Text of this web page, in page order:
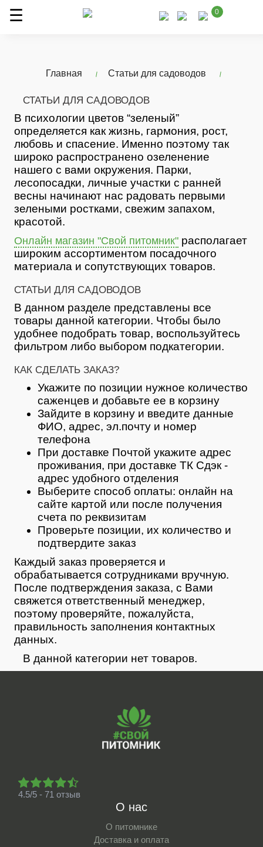
0
Главная Статьи для садоводов
СТАТЬИ ДЛЯ САДОВОДОВ
В психологии цветов “зеленый”
определяется как жизнь, гармония, рост,
любовь и спасение. Именно поэтому так
широко распространено озеленение
нашего с вами окружения. Парки,
лесопосадки, личные участки с ранней
весны начинают нас радовать первыми
зелеными ростками, свежим запахом,
красотой.
Онлайн магазин "Свой питомник" располагает
широким ассортиментом посадочного
материала и сопутствующих товаров.
СТАТЬИ ДЛЯ САДОВОДОВ
В данном разделе представлены все
товары данной категории. Чтобы было
удобнее подобрать товар, воспользуйтесь
фильтром либо выбором подкатегории.
КАК СДЕЛАТЬ ЗАКАЗ?
Укажите по позиции нужное количество
саженцев и добавьте ее в корзину
Зайдите в корзину и введите данные
ФИО, адрес, эл.почту и номер
телефона
При доставке Почтой укажите адрес
проживания, при доставке ТК Сдэк -
адрес удобного отделения
Выберите способ оплаты: онлайн на
сайте картой или после получения
счета по реквизитам
Проверьте позиции, их количество и
подтвердите заказ
Каждый заказ проверяется и
обрабатывается сотрудниками вручную.
После подтверждения заказа, с Вами
свяжется ответственный менеджер,
поэтому проверяйте, пожалуйста,
правильность заполнения контактных
данных.
В данной категории нет товаров.
4.5/5 - 71 отзыв
О нас
О питомнике
Доставка и оплата